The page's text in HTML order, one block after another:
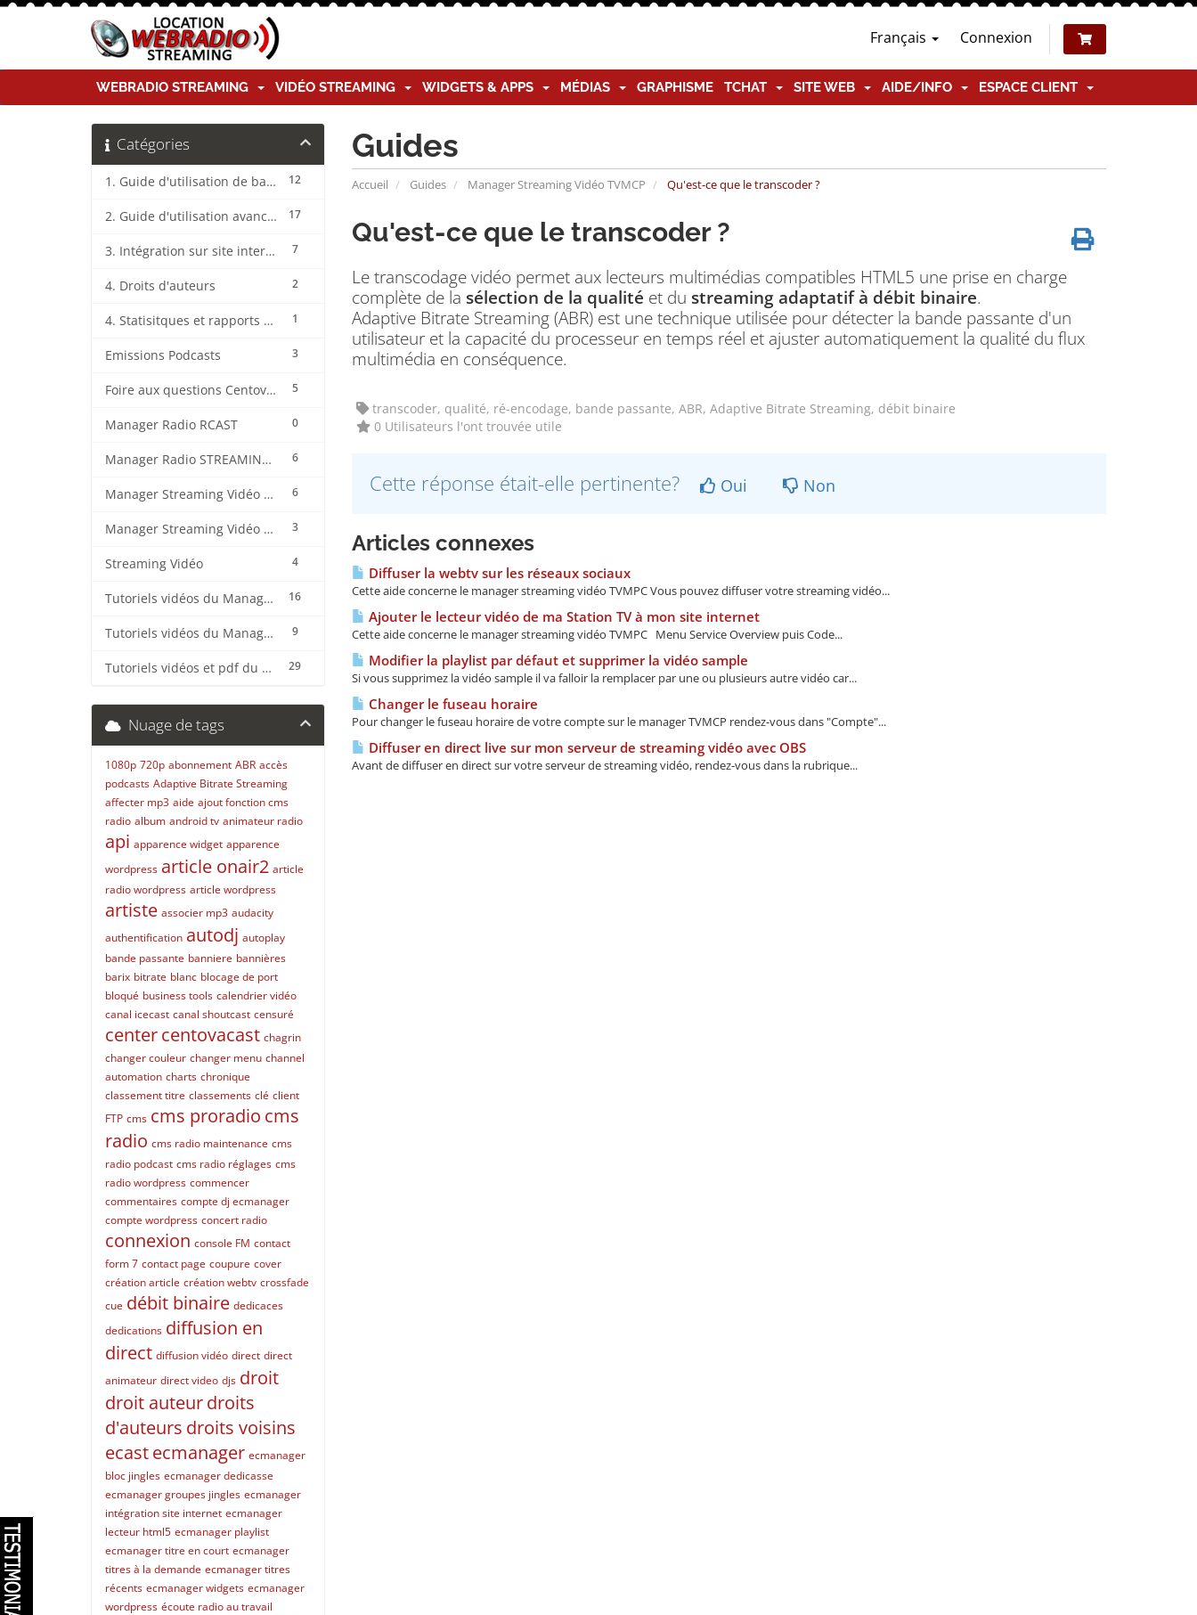
Français Connexion
WEBRADIO STREAMING VIDÉO STREAMING WIDGETS & APPS MÉDIAS GRAPHISME TCHAT SITE WEB AIDE/INFO ESPACE CLIENT
Guides
Accueil Guides Manager Streaming Vidéo TVMCP Qu'est-ce que le transcoder ?
Catégories
12
1. Guide d'utilisation de base CentovaCast
17
2. Guide d'utilisation avancée CentovaCast
7
3. Intégration sur site internet CentovaCast
2
4. Droits d'auteurs
1
4. Statisitques et rapports CentovaCast
3
Emissions Podcasts
5
Foire aux questions CentovaCast
0
Manager Radio RCAST
6
Manager Radio STREAMING CENTER
6
Manager Streaming Vidéo TVMCP
3
Manager Streaming Vidéo VDO
4
Streaming Vidéo
16
Tutoriels vidéos du Manager Radio CentovaCast
9
Tutoriels vidéos du Manager Radio STREAMING CENTER
29
Tutoriels vidéos et pdf du CMS Radio Wordpress + OnAir2/Pro.Radio
Qu'est-ce que le transcoder ?
Le transcodage vidéo permet aux lecteurs multimédias compatibles HTML5 une prise en charge
complète de la sélection de la qualité et du streaming adaptatif à débit binaire.
Adaptive Bitrate Streaming (ABR) est une technique utilisée pour détecter la bande passante d'un
utilisateur et la capacité du processeur en temps réel et ajuster automatiquement la qualité du flux
multimédia en conséquence.
transcoder, qualité, ré-encodage, bande passante, ABR, Adaptive Bitrate Streaming, débit binaire
0 Utilisateurs l'ont trouvée utile
Cette réponse était-elle pertinente? Oui Non
Articles connexes
Diffuser la webtv sur les réseaux sociaux
Cette aide concerne le manager streaming vidéo TVMPC Vous pouvez diffuser votre streaming vidéo...
Ajouter le lecteur vidéo de ma Station TV à mon site internet
Cette aide concerne le manager streaming vidéo TVMPC Menu Service Overview puis Code...
Modifier la playlist par défaut et supprimer la vidéo sample
Si vous supprimez la vidéo sample il va falloir la remplacer par une ou plusieurs autre vidéo car...
Changer le fuseau horaire
Pour changer le fuseau horaire de votre compte sur le manager TVMCP rendez-vous dans "Compte"...
Diffuser en direct live sur mon serveur de streaming vidéo avec OBS
Avant de diffuser en direct sur votre serveur de streaming vidéo, rendez-vous dans la rubrique...
Nuage de tags
1080p 720p abonnement ABR accès
podcasts Adaptive Bitrate Streaming
affecter mp3 aide ajout fonction cms
radio album android tv animateur radio
api apparence widget apparence
wordpress article onair2 article
radio wordpress article wordpress
artiste associer mp3 audacity
authentification autodj autoplay
bande passante banniere bannières
barix bitrate blanc blocage de port
bloqué business tools calendrier vidéo
canal icecast canal shoutcast censuré
centercentovacast chagrin
changer couleur changer menu channel
automation charts chronique
classement titre classements clé client
FTP cms cms proradio cms
radio cms radio maintenance cms
radio podcast cms radio réglages cms
radio wordpress commencer
commentaires compte dj ecmanager
compte wordpress concert radio
connexion console FM contact
form 7 contact page coupure cover
création article création webtv crossfade
cue débit binaire dedicaces
dedications diffusion en
direct diffusion vidéo direct direct
animateur direct video djs droit
droit auteurdroits
d'auteurs droits voisins
ecastecmanager ecmanager
bloc jingles ecmanager dedicasse
ecmanager groupes jingles ecmanager
intégration site internet ecmanager
lecteur html5 ecmanager playlist
ecmanager titre en court ecmanager
titres à la demande ecmanager titres
récents ecmanager widgets ecmanager
wordpress écoute radio au travail